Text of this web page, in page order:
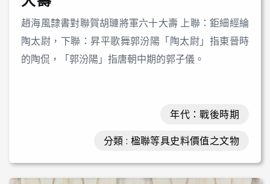
趙海風隸書對聯賀胡璉將軍六十大壽 上聯：鉅細經綸
陶太尉，下聯：昇平歌舞郭汾陽「陶太尉」指東晉時
的陶侃，「郭汾陽」指唐朝中期的郭子儀。
年代：戰後時期
分類 : 楹聯等具史料價值之文物